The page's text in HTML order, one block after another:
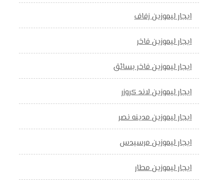
ايجار ليموزين زفاف
ايجار ليموزين فاخر
ايجار ليموزين فاخر بسائق
ايجار ليموزين لاند كروزر
ايجار ليموزين مدينه نصر
ايجار ليموزين مرسيدس
ايجار ليموزين مطار